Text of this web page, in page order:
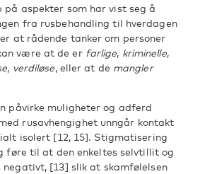
aspekter som har vist seg å
fra rusbehandling til hverdagen
at rådende tanker om personer
være at de er farlige, kriminelle,
, verdiløse, eller at de mangler
påvirke muligheter og adferd
rusavhengighet unngår kontakt
isolert [12, 15]. Stigmatisering
føre til at den enkeltes selvtillit og
[13] slik at skamfølelsen